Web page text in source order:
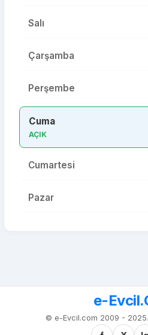
Salı
Çarşamba
Perşembe
Cuma
AÇIK
Cumartesi
Pazar
e-
© e-Evcil.com 2009 - 2025.